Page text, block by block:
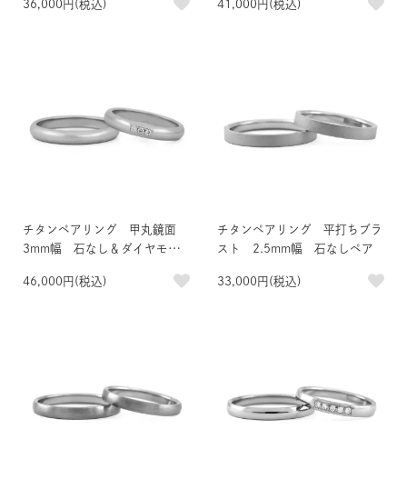
36,000円(税込)
41,000円(税込)
チタンペアリング 甲丸鏡面
3mm幅 石なし＆ダイヤモン
46,000円(税込)
チタンペアリング 平打ちブラ
スト 2.5mm幅 石なしペア
33,000円(税込)